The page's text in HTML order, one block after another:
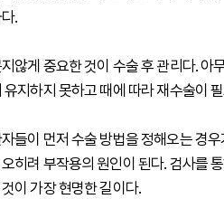
.
않게 중요한 것이 수술 후 관리다. 아
지하지 못하고 때에 따라 재수술이
들이 먼저 수술 방법을 정해오는 경우
히려 부작용의 원인이 된다. 검사를
이 가장 현명한 길이다.